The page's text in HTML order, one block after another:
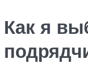
Как я